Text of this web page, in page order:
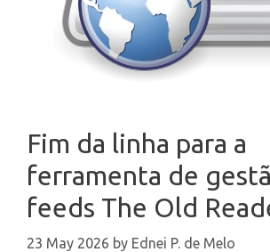
Fim da linha para a
ferramenta de
feeds The Old
23 May 2026 by Ednei P. de Melo